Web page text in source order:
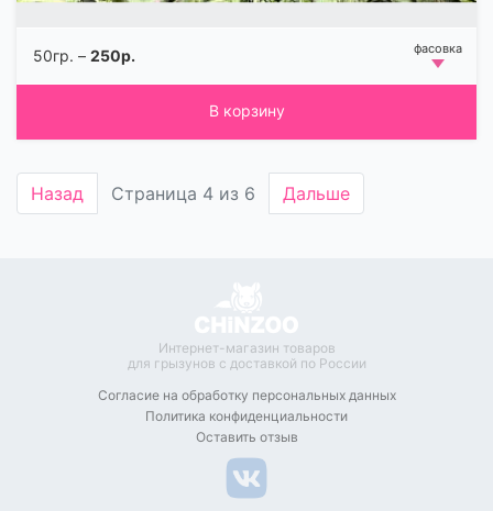
50гр. – 250р.
В корзину
Назад Страница 4 из 6 Дальше
Интернет-магазин товаров
для грызунов с доставкой по России
Согласие на обработку персональных данных
Политика конфиденциальности
Оставить отзыв